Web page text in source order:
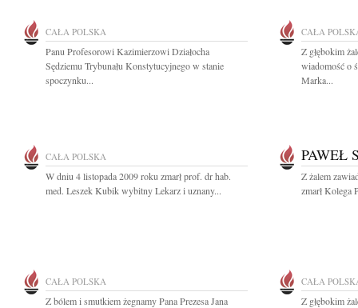
CAŁA POLSKA
Panu Profesorowi Kazimierzowi Działocha
Sędziemu Trybunału Konstytucyjnego w stanie
spoczynku...
CAŁA
Z głębokim
wiadomość o
Marka...
CAŁA POLSKA
W dniu 4 listopada 2009 roku zmarł prof. dr hab.
med. Leszek Kubik wybitny Lekarz i uznany...
PAWEŁ
Z żalem
zmarł Kolega
CAŁA POLSKA
Z bólem i smutkiem żegnamy Pana Prezesa Jana
CAŁA
Z głębokim